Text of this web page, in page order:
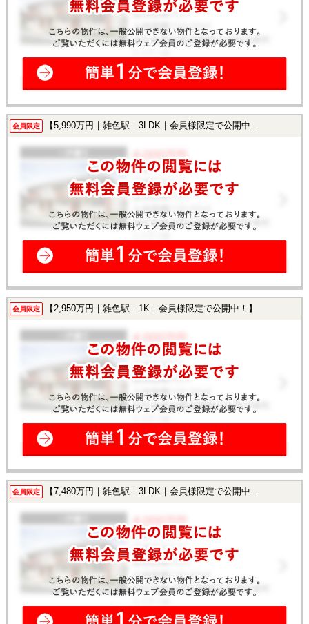
会員限定 【5,990万円｜雑色駅｜3LDK｜会員様限定で公開中！】
会員限定 【2,950万円｜雑色駅｜1K｜会員様限定で公開中！】
会員限定 【7,480万円｜雑色駅｜3LDK｜会員様限定で公開中！】